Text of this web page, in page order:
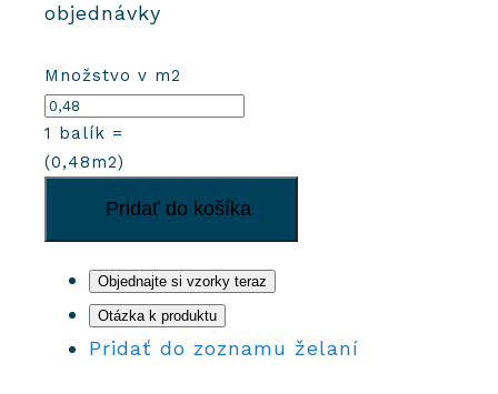
objednávky
Množstvo v m2
1
balík =
(0,48m2)
Cementové
dlaždice
2461
Pridať do košíka
Objednajte si vzorky teraz
Otázka k produktu
Pridať do zoznamu želaní